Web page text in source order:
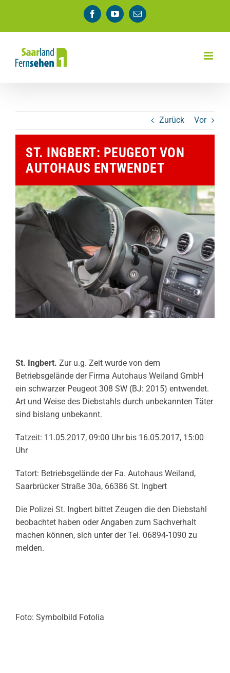
springen
FacebookYouTube
E-
Mail
Zurück Vor
ST. INGBERT: PEUGEOT VON
AUTOHAUS ENTWENDET
St. Ingbert. Zur u.g. Zeit wurde von dem
Betriebsgelände der Firma Autohaus Weiland GmbH
ein schwarzer Peugeot 308 SW (BJ: 2015) entwendet.
Art und Weise des Diebstahls durch unbekannten Täter
sind bislang unbekannt.
Tatzeit: 11.05.2017, 09:00 Uhr bis 16.05.2017, 15:00
Uhr
Tatort: Betriebsgelände der Fa. Autohaus Weiland,
Saarbrücker Straße 30a, 66386 St. Ingbert
Die Polizei St. Ingbert bittet Zeugen die den Diebstahl
beobachtet haben oder Angaben zum Sachverhalt
machen können, sich unter der Tel. 06894-1090 zu
melden.
Foto: Symbolbild Fotolia